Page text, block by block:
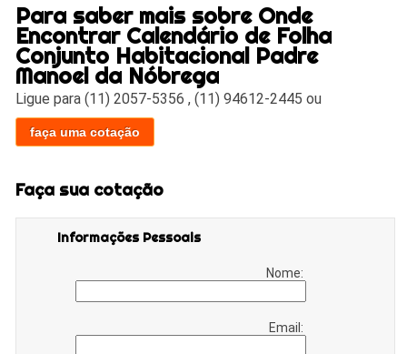
Para saber mais sobre Onde
Encontrar Calendário de Folha
Conjunto Habitacional Padre
Manoel da Nóbrega
Ligue para(11) 2057-5356 ,(11) 94612-2445 ou
faça uma cotação
Faça sua cotação
Informações Pessoais
Nome:
Email: